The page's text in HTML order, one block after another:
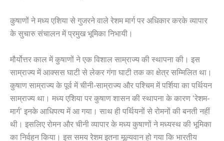
कुषाणों ने मध्य एशिया से गुजरने वाले रेशम मार्ग पर अधिकार करके व्यापार
के सुचारु संचालन में प्रमुख भूमिका निभायी।
मौर्योत्तर काल में कुषाणों ने एक विशाल साम्राज्य की स्थापना की। इस
साम्राज्य में आक्सस घाटी से लेकर गंगा घाटी तक का क्षेत्र सम्मिलित था।
कुषाण साम्राज्य के पूर्व में चीनी-साम्राज्य और पश्चिम में पर्शिया का पर्थियन
साम्राज्य था। मध्य एशिया पर कुषाण शासन की स्थापना के कारण ‘रेशम-
मार्ग’ इनके आधिपत्य में आ गया। साथ ही पर्थियनों से रोमनों की बनती नहीं
थी। इसलिए रोमन और चीनी व्यापार के मध्य कुषाणों ने मध्यस्थ की भूमिका
का निर्वहन किया। इस समय रेशम इतना मूल्यवान हो गया कि भारतीय